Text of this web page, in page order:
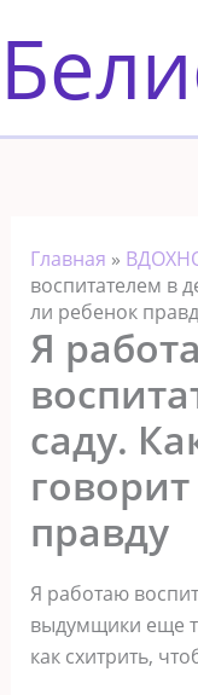
к
содержимому
Главная »
воспитателем в
ли ребенок
Я
саду.
правду
Я работаю
выдумщики еще
как схитрить,